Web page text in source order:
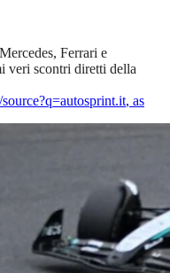
Ferrari e
veri scontri diretti della
, as